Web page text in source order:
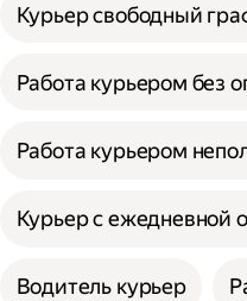
Курьер свободный
Работа курьером без
Работа курьером
Курьер с ежедневной
Водитель курьер